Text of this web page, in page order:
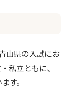
山県の入試にお
私立ともに、
す。